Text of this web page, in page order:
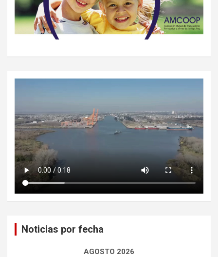
Noticias por fecha
AGOSTO 2026